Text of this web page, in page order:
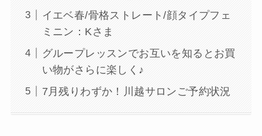
イエベ春/骨格ストレート/顔タイプフェ
ミニン：Kさま
グループレッスンでお互いを知るとお買
い物がさらに楽しく♪
7月残りわずか！川越サロンご予約状況